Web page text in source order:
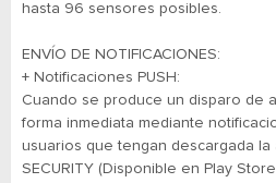
hasta 96 sensores posibles.
ENVÍO DE NOTIFICACIONES:
+ Notificaciones PUSH:
Cuando se produce un disparo de
forma inmediata mediante
usuarios que tengan descargada la
SECURITY (Disponible en Play